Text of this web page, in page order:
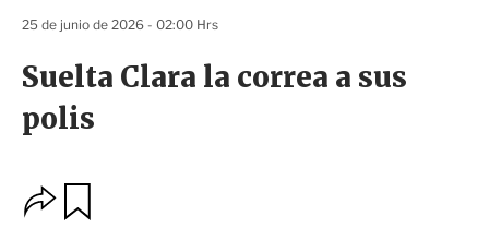
Suelta Clara la correa a sus
polis
25 de junio de 2026 - 02:00 Hrs
O
p